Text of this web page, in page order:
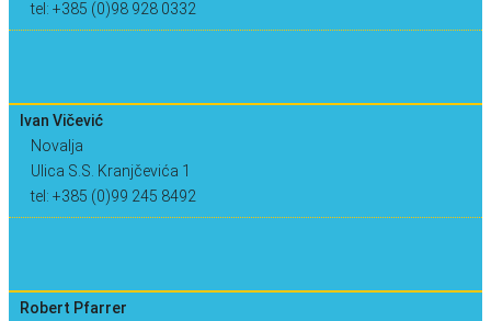
tel: +385 (0)98 928 0332
Ivan Vičević
Novalja
Ulica S.S. Kranjčevića 1
tel: +385 (0)99 245 8492
Robert Pfarrer